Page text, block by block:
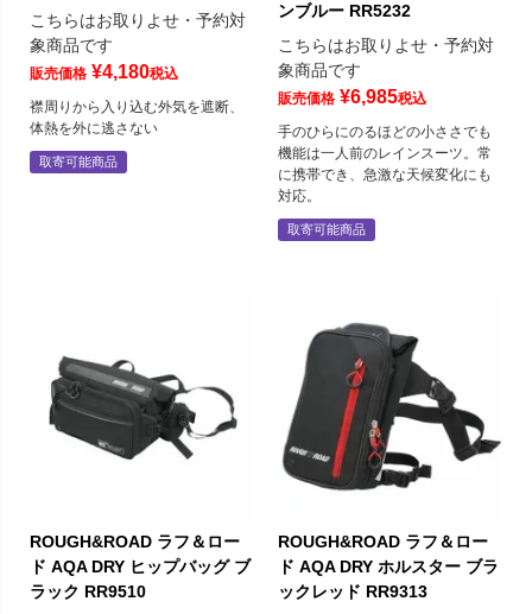
こちらはお取りよせ・予約対
象商品です
販売価格 ¥4,180税込
襟周りから入り込む外気を遮断、
体熱を外に逃さない
取寄可能商品
ンブルー RR5232
こちらはお取りよせ・予約対
象商品です
販売価格 ¥6,985税込
手のひらにのるほどの小ささでも
機能は一人前のレインスーツ。常
に携帯でき、急激な天候変化にも
対応。
取寄可能商品
ROUGH&ROAD ラフ＆ロー
ド AQA DRY ヒップバッグ ブ
ラック RR9510
ROUGH&ROAD ラフ＆ロー
ド AQA DRY ホルスター ブラ
ックレッド RR9313